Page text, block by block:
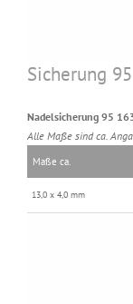
Sicherung
Nadelsicherung 95
Alle Maße sind ca.
Maße ca.
13,0 x 4,0 mm